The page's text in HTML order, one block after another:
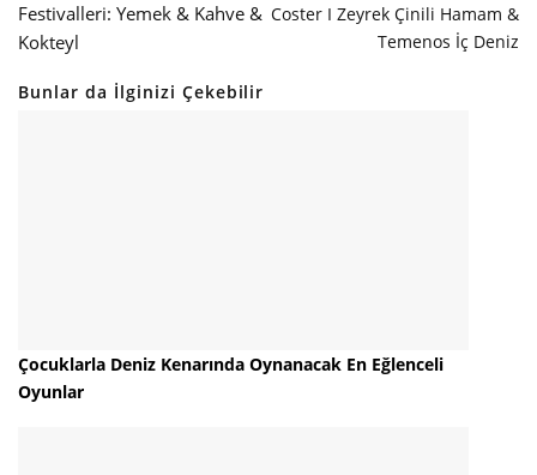
Festivalleri: Yemek & Kahve &
Kokteyl
Coster I Zeyrek Çinili Hamam &
Temenos İç Deniz
Bunlar da İlginizi Çekebilir
Çocuklarla Deniz Kenarında Oynanacak En Eğlenceli
Oyunlar